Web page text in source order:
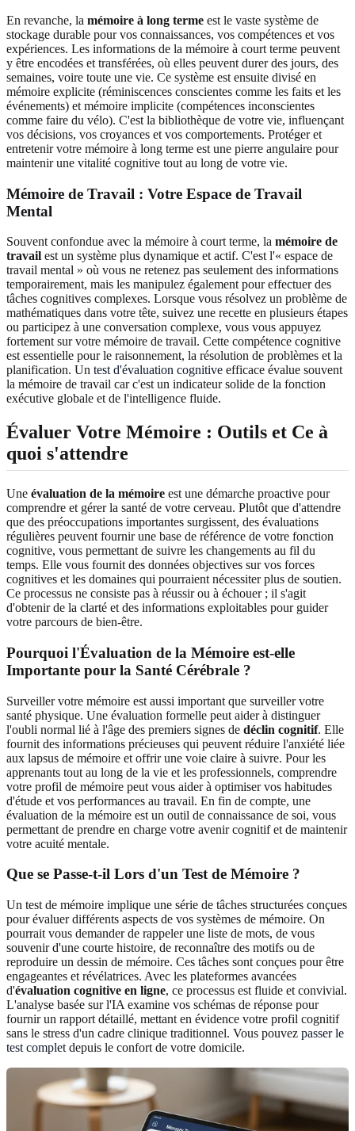
En revanche, la mémoire à long terme est le vaste système de
stockage durable pour vos connaissances, vos compétences et vos
expériences. Les informations de la mémoire à court terme peuvent
y être encodées et transférées, où elles peuvent durer des jours, des
semaines, voire toute une vie. Ce système est ensuite divisé en
mémoire explicite (réminiscences conscientes comme les faits et les
événements) et mémoire implicite (compétences inconscientes
comme faire du vélo). C'est la bibliothèque de votre vie, influençant
vos décisions, vos croyances et vos comportements. Protéger et
entretenir votre mémoire à long terme est une pierre angulaire pour
maintenir une vitalité cognitive tout au long de votre vie.
Mémoire de Travail : Votre Espace de Travail
Mental
Souvent confondue avec la mémoire à court terme, la mémoire de
travail est un système plus dynamique et actif. C'est l'« espace de
travail mental » où vous ne retenez pas seulement des informations
temporairement, mais les manipulez également pour effectuer des
tâches cognitives complexes. Lorsque vous résolvez un problème de
mathématiques dans votre tête, suivez une recette en plusieurs étapes
ou participez à une conversation complexe, vous vous appuyez
fortement sur votre mémoire de travail. Cette compétence cognitive
est essentielle pour le raisonnement, la résolution de problèmes et la
planification. Un test d'évaluation cognitive efficace évalue souvent
la mémoire de travail car c'est un indicateur solide de la fonction
exécutive globale et de l'intelligence fluide.
Évaluer Votre Mémoire : Outils et Ce à
quoi s'attendre
Une évaluation de la mémoire est une démarche proactive pour
comprendre et gérer la santé de votre cerveau. Plutôt que d'attendre
que des préoccupations importantes surgissent, des évaluations
régulières peuvent fournir une base de référence de votre fonction
cognitive, vous permettant de suivre les changements au fil du
temps. Elle vous fournit des données objectives sur vos forces
cognitives et les domaines qui pourraient nécessiter plus de soutien.
Ce processus ne consiste pas à réussir ou à échouer ; il s'agit
d'obtenir de la clarté et des informations exploitables pour guider
votre parcours de bien-être.
Pourquoi l'Évaluation de la Mémoire est-elle
Importante pour la Santé Cérébrale ?
Surveiller votre mémoire est aussi important que surveiller votre
santé physique. Une évaluation formelle peut aider à distinguer
l'oubli normal lié à l'âge des premiers signes de déclin cognitif. Elle
fournit des informations précieuses qui peuvent réduire l'anxiété liée
aux lapsus de mémoire et offrir une voie claire à suivre. Pour les
apprenants tout au long de la vie et les professionnels, comprendre
votre profil de mémoire peut vous aider à optimiser vos habitudes
d'étude et vos performances au travail. En fin de compte, une
évaluation de la mémoire est un outil de connaissance de soi, vous
permettant de prendre en charge votre avenir cognitif et de maintenir
votre acuité mentale.
Que se Passe-t-il Lors d'un Test de Mémoire ?
Un test de mémoire implique une série de tâches structurées conçues
pour évaluer différents aspects de vos systèmes de mémoire. On
pourrait vous demander de rappeler une liste de mots, de vous
souvenir d'une courte histoire, de reconnaître des motifs ou de
reproduire un dessin de mémoire. Ces tâches sont conçues pour être
engageantes et révélatrices. Avec les plateformes avancées
d'évaluation cognitive en ligne, ce processus est fluide et convivial.
L'analyse basée sur l'IA examine vos schémas de réponse pour
fournir un rapport détaillé, mettant en évidence votre profil cognitif
sans le stress d'un cadre clinique traditionnel. Vous pouvez passer le
test complet depuis le confort de votre domicile.